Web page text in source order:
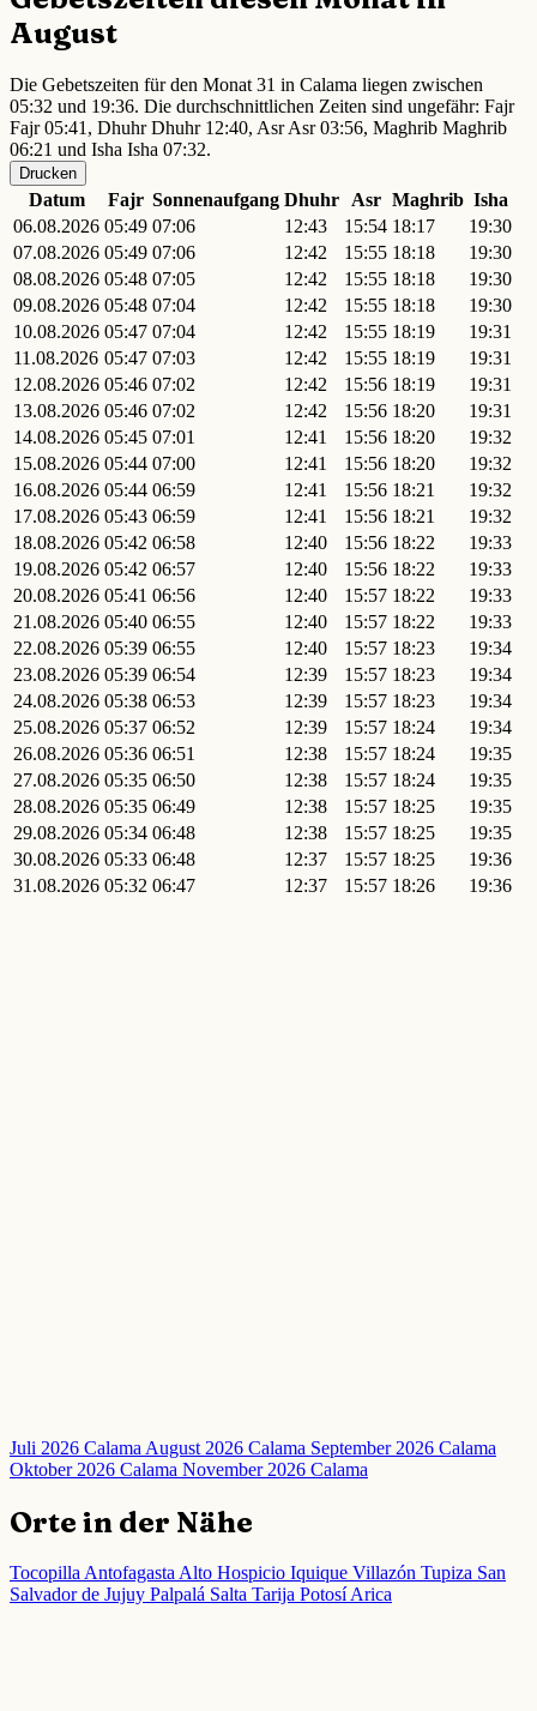
August
Die Gebetszeiten für den Monat 31 in Calama liegen zwischen
05:32 und 19:36. Die durchschnittlichen Zeiten sind ungefähr: Fajr
Fajr 05:41, Dhuhr Dhuhr 12:40, Asr Asr 03:56, Maghrib Maghrib
06:21 und Isha Isha 07:32.
Drucken
Datum Fajr Sonnenaufgang Dhuhr Asr Maghrib Isha
06.08.2026 05:49 07:06 12:43 15:54 18:17
19:30
07.08.2026 05:49 07:06 12:42 15:55 18:18
19:30
08.08.2026 05:48 07:05 12:42 15:55 18:18
19:30
09.08.2026 05:48 07:04 12:42 15:55 18:18
19:30
10.08.2026 05:47 07:04 12:42 15:55 18:19
19:31
11.08.2026 05:47 07:03 12:42 15:55 18:19
19:31
12.08.2026 05:46 07:02 12:42 15:56 18:19
19:31
13.08.2026 05:46 07:02 12:42 15:56 18:20
19:31
14.08.2026 05:45 07:01 12:41 15:56 18:20
19:32
15.08.2026 05:44 07:00 12:41 15:56 18:20
19:32
16.08.2026 05:44 06:59 12:41 15:56 18:21
19:32
17.08.2026 05:43 06:59 12:41 15:56 18:21
19:32
18.08.2026 05:42 06:58 12:40 15:56 18:22
19:33
19.08.2026 05:42 06:57 12:40 15:56 18:22
19:33
20.08.2026 05:41 06:56 12:40 15:57 18:22
19:33
21.08.2026 05:40 06:55 12:40 15:57 18:22
19:33
22.08.2026 05:39 06:55 12:40 15:57 18:23
19:34
23.08.2026 05:39 06:54 12:39 15:57 18:23
19:34
24.08.2026 05:38 06:53 12:39 15:57 18:23
19:34
25.08.2026 05:37 06:52 12:39 15:57 18:24
19:34
26.08.2026 05:36 06:51 12:38 15:57 18:24
19:35
27.08.2026 05:35 06:50 12:38 15:57 18:24
19:35
28.08.2026 05:35 06:49 12:38 15:57 18:25
19:35
29.08.2026 05:34 06:48 12:38 15:57 18:25
19:35
30.08.2026 05:33 06:48 12:37 15:57 18:25
19:36
31.08.2026 05:32 06:47 12:37 15:57 18:26 19:36
Juli 2026 Calama August 2026 Calama September 2026 Calama
Oktober 2026 Calama November 2026 Calama
Orte in der Nähe
TocopillaAntofagastaAlto Hospicio Iquique Villazón Tupiza San
Salvador de Jujuy Palpalá Salta Tarija PotosíArica